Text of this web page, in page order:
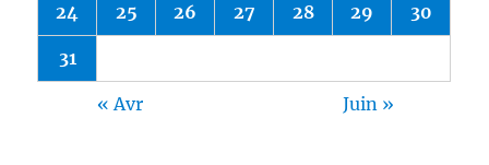
24 25 26 27 28 29 30
31
« Avr Juin »